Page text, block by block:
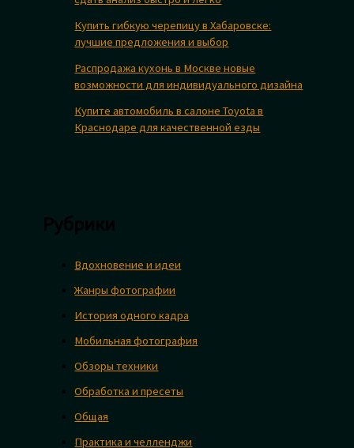
Купить гибкую черепицу в Хабаровске:
лучшие предложения и выбор
Распродажа кухонь в Москве новые
возможности для индивидуального дизайна
Купите автомобиль в салоне Toyota в
Краснодаре для качественной езды
Вдохновение и идеи
Жанры фотографии
История одного кадра
Мобильная фотография
Обзоры техники
Обработка и пресеты
Общая
Практика и челленджи